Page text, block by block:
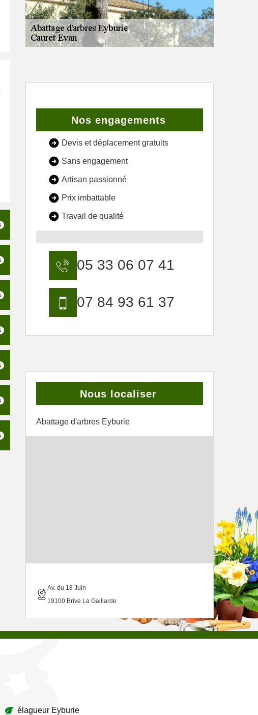
Nos engagements
Devis et déplacement gratuits
Sans engagement
Artisan passionné
Prix imbattable
Travail de qualité
05 33 06 07 41
07 84 93 61 37
Nous localiser
Abattage d'arbres Eyburie
Av. du 18 Juin
19100 Brive La Gaillarde
élagueur Eyburie